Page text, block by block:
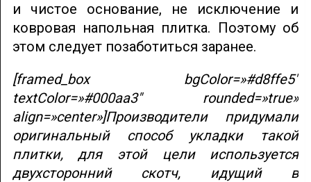
и чистое основание, не исключение и
ковровая напольная плитка. Поэтому об
этом следует позаботиться заранее.
[framed_box bgColor=»#d8ffe5″
textColor=»#000aa3″ rounded=»true»
align=»center»]Производители придумали
оригинальный способ укладки такой
плитки, для этой цели используется
двухсторонний скотч, идущий в